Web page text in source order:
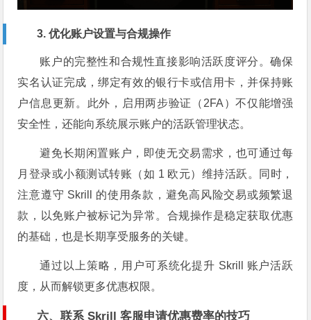
3. 优化账户设置与合规操作
账户的完整性和合规性直接影响活跃度评分。确保
实名认证完成，绑定有效的银行卡或信用卡，并保持账
户信息更新。此外，启用两步验证（2FA）不仅能增强
安全性，还能向系统展示账户的活跃管理状态。
避免长期闲置账户，即使无交易需求，也可通过每
月登录或小额测试转账（如 1 欧元）维持活跃。同时，
注意遵守 Skrill 的使用条款，避免高风险交易或频繁退
款，以免账户被标记为异常。合规操作是稳定获取优惠
的基础，也是长期享受服务的关键。
通过以上策略，用户可系统化提升 Skrill 账户活跃
度，从而解锁更多优惠权限。
六、联系 Skrill 客服申请优惠费率的技巧